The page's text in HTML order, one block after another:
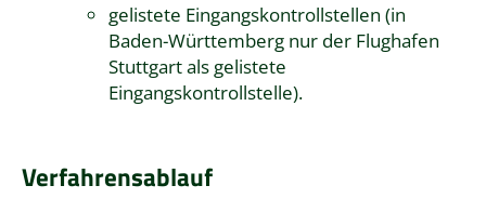
gelistete Eingangskontrollstellen (in
Baden-Württemberg nur der Flughafen
Stuttgart als gelistete
Eingangskontrollstelle).
Verfahrensablauf